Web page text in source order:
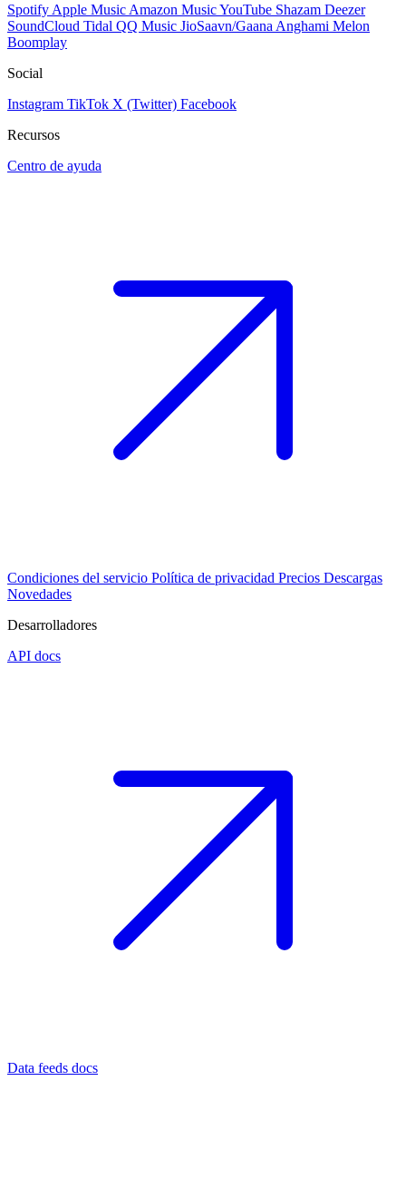
Spotify Apple Music Amazon MusicYouTube Shazam Deezer
SoundCloud Tidal QQ Music JioSaavn/Gaana Anghami Melon
Boomplay
Social
Instagram TikTok X (Twitter) Facebook
Recursos
Centro de ayuda
Condiciones del servicio Política de privacidad Precios Descargas
Novedades
Desarrolladores
API docs
Data feeds docs